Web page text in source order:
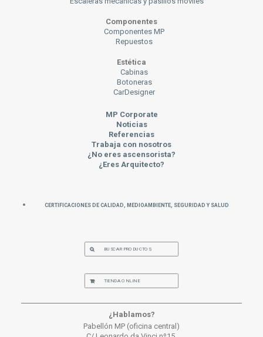
Componentes
Componentes MP
Repuestos
Estética
Cabinas
Botoneras
CarDesigner
MP Corporate
Noticias
Referencias
Trabaja con nosotros
¿No eres ascensorista?
¿Eres Arquitecto?
Certificaciones de Calidad, Medioambiente, Seguridad y Salud
BUSCAR PRODUCTOS
TIENDA ONLINE
¿Hablamos?
Pabellón MP (oficina central)